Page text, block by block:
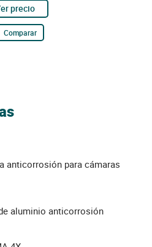
precio
Comparar
anticorrosión para cámaras
aluminio anticorrosión